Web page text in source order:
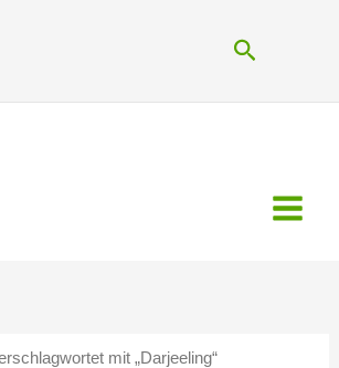
Suchen
mit „Darjeeling“